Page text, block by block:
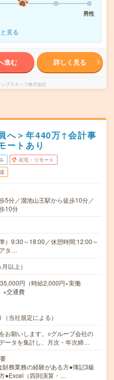
男性
見る
進む 詳しく見る
プスタッフ株式会社
へ＞年440万↑会計事
ートあり
在宅・リモート
5分／溜池山王駅から徒歩10分／
10分
）9:30～18:00／休憩時間:12:00～
タ…
以上）
円（時給2,000円×実働
+交通費
当社規定による）
お願いします。○グループ会社の
ータを集計し、月次・年次締…
務業務の経験がある方●簿記3級
●Excel（四則演算・…